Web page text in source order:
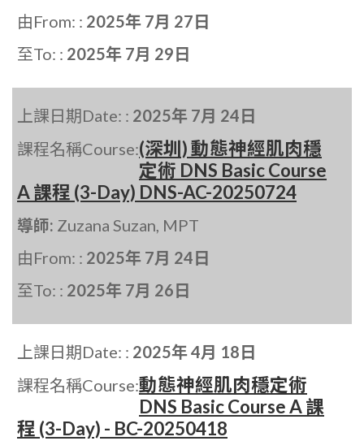
由From: : 2025年 7月 27日
至To: : 2025年 7月 29日
上課日期Date: : 2025年 7月 24日
課程名稱Course:(深圳) 動態神經肌肉穩
定術 DNS Basic Course
A 課程 (3-Day) DNS-AC-20250724
導師: Zuzana Suzan, MPT
由From: : 2025年 7月 24日
至To: : 2025年 7月 26日
上課日期Date: : 2025年 4月 18日
課程名稱Course:動態神經肌肉穩定術
DNS Basic Course A 課
程 (3-Day) - BC-20250418